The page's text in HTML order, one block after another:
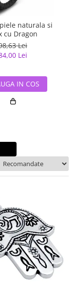
naturala si
cu Dragon
Lei
Lei
IN COS